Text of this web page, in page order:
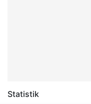
Statistik